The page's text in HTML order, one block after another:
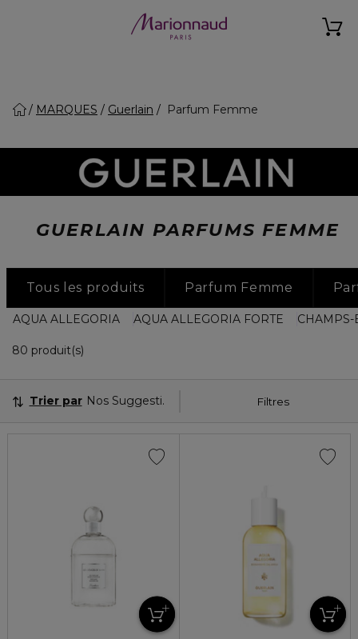
MARQUES Guerlain Parfum Femme
GUERLAIN PARFUMS FEMME
Tous les produits Parfum Femme
AQUA ALLEGORIA AQUA ALLEGORIA FORTE CHAMPS-
80 produit(s)
Filtres
Trier par Nos Suggestions